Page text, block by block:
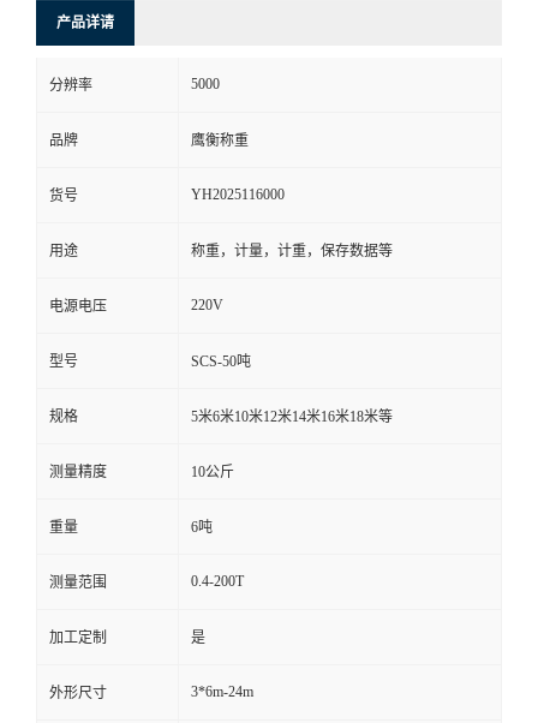
产品详请
分辨率 5000
品牌 鹰衡称重
货号 YH2025116000
用途 称重，计量，计重，保存数据等
电源电压 220V
型号 SCS-50吨
规格 5米6米10米12米14米16米18米等
测量精度 10公斤
重量 6吨
测量范围 0.4-200T
加工定制 是
外形尺寸 3*6m-24m